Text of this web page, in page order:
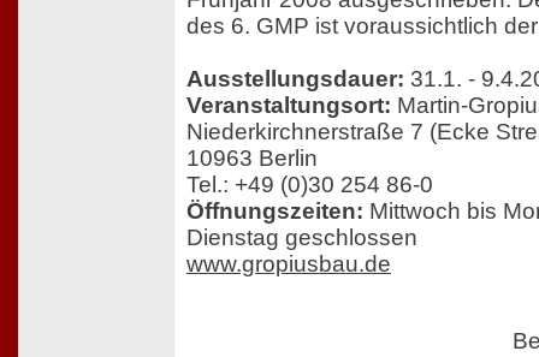
des 6. GMP ist voraussichtlich
Ausstellungsdauer: 31.1. -
Veranstaltungsort: Martin-
Niederkirchnerstraße 7 (Ecke
10963 Berlin
Tel.: +49 (0)30 254 86-0
Öffnungszeiten: Mittwoch bis
Dienstag geschlossen
www.gropiusbau.de